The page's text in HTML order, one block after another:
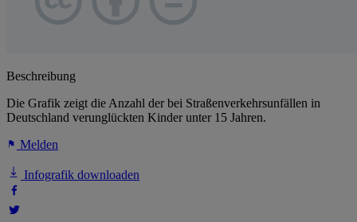
Beschreibung
Die Grafik zeigt die Anzahl der bei Straßenverkehrsunfällen in
Deutschland verunglückten Kinder unter 15 Jahren.
Melden
Infografik downloaden